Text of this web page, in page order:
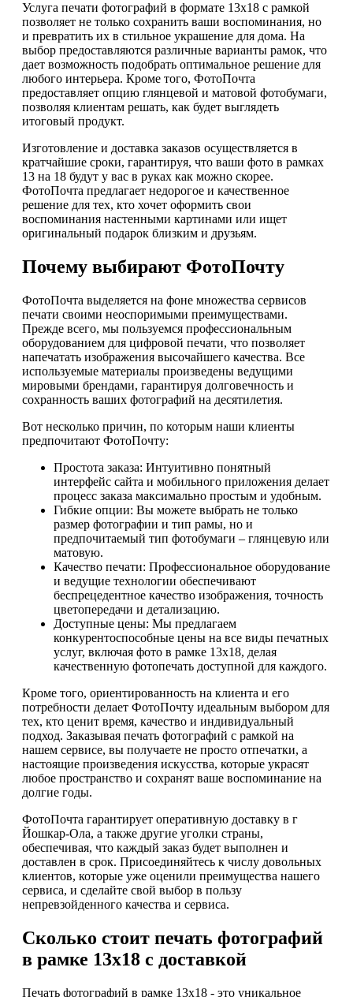
Услуга печати фотографий в формате 13х18 с рамкой
позволяет не только сохранить ваши воспоминания, но
и превратить их в стильное украшение для дома. На
выбор предоставляются различные варианты рамок, что
дает возможность подобрать оптимальное решение для
любого интерьера. Кроме того, ФотоПочта
предоставляет опцию глянцевой и матовой фотобумаги,
позволяя клиентам решать, как будет выглядеть
итоговый продукт.
Изготовление и доставка заказов осуществляется в
кратчайшие сроки, гарантируя, что ваши фото в рамках
13 на 18 будут у вас в руках как можно скорее.
ФотоПочта предлагает недорогое и качественное
решение для тех, кто хочет оформить свои
воспоминания настенными картинами или ищет
оригинальный подарок близким и друзьям.
Почему выбирают ФотоПочту
ФотоПочта выделяется на фоне множества сервисов
печати своими неоспоримыми преимуществами.
Прежде всего, мы пользуемся профессиональным
оборудованием для цифровой печати, что позволяет
напечатать изображения высочайшего качества. Все
используемые материалы произведены ведущими
мировыми брендами, гарантируя долговечность и
сохранность ваших фотографий на десятилетия.
Вот несколько причин, по которым наши клиенты
предпочитают ФотоПочту:
Простота заказа: Интуитивно понятный
интерфейс сайта и мобильного приложения делает
процесс заказа максимально простым и удобным.
Гибкие опции: Вы можете выбрать не только
размер фотографии и тип рамы, но и
предпочитаемый тип фотобумаги – глянцевую или
матовую.
Качество печати: Профессиональное оборудование
и ведущие технологии обеспечивают
беспрецедентное качество изображения, точность
цветопередачи и детализацию.
Доступные цены: Мы предлагаем
конкурентоспособные цены на все виды печатных
услуг, включая фото в рамке 13х18, делая
качественную фотопечать доступной для каждого.
Кроме того, ориентированность на клиента и его
потребности делает ФотоПочту идеальным выбором для
тех, кто ценит время, качество и индивидуальный
подход. Заказывая печать фотографий с рамкой на
нашем сервисе, вы получаете не просто отпечатки, а
настоящие произведения искусства, которые украсят
любое пространство и сохранят ваше воспоминание на
долгие годы.
ФотоПочта гарантирует оперативную доставку в г
Йошкар-Ола, а также другие уголки страны,
обеспечивая, что каждый заказ будет выполнен и
доставлен в срок. Присоединяйтесь к числу довольных
клиентов, которые уже оценили преимущества нашего
сервиса, и сделайте свой выбор в пользу
непревзойденного качества и сервиса.
Сколько стоит печать фотографий
в рамке 13х18 с доставкой
Печать фотографий в рамке 13х18 - это уникальное